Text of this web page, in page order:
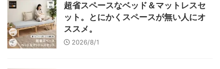
超省スペースなベッド＆マットレスセ
ット。とにかくスペースが無い人にオ
ススメ。
2026/8/1